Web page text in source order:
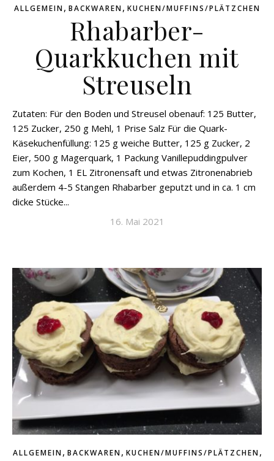
ALLGEMEIN, BACKWAREN, KUCHEN/MUFFINS/PLÄTZCHEN
Rhabarber-
Quarkkuchen mit
Streuseln
Zutaten: Für den Boden und Streusel obenauf: 125 Butter,
125 Zucker, 250 g Mehl, 1 Prise Salz Für die Quark-
Käsekuchenfüllung: 125 g weiche Butter, 125 g Zucker, 2
Eier, 500 g Magerquark, 1 Packung Vanillepuddingpulver
zum Kochen, 1 EL Zitronensaft und etwas Zitronenabrieb
außerdem 4-5 Stangen Rhabarber geputzt und in ca. 1 cm
dicke Stücke...
16. Mai 2021
ALLGEMEIN, BACKWAREN, KUCHEN/MUFFINS/PLÄTZCHEN,